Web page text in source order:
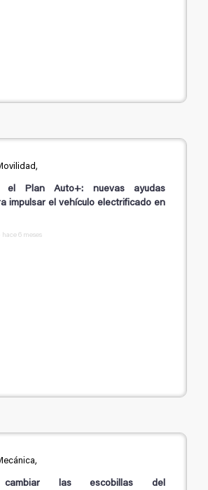
el Plan Auto+: nuevas ayudas
impulsar el vehículo electrificado en
6 meses
cambiar las escobillas del